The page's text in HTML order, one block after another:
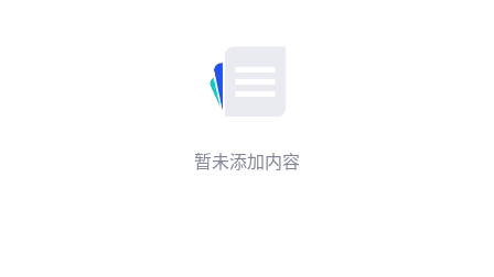
暂未添加内容